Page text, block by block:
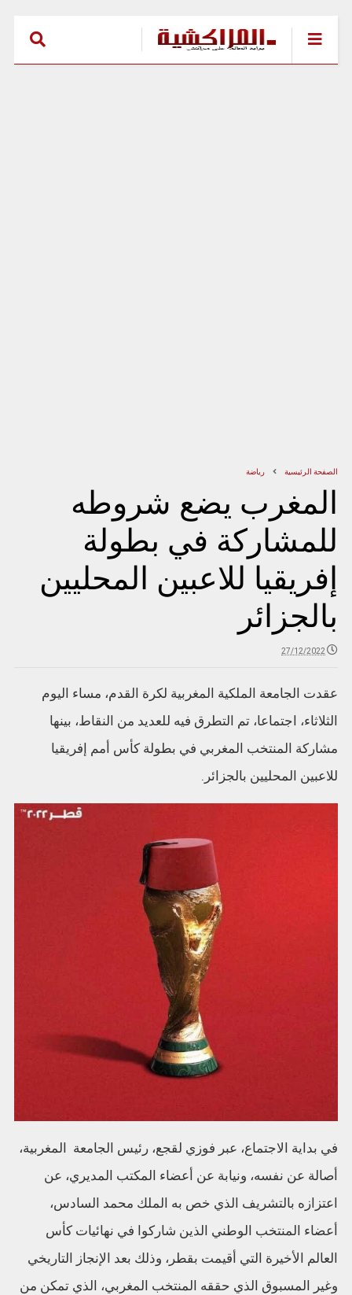
الصفحة الرئيسية رياضة
المغرب يضع شروطه
للمشاركة في بطولة
إفريقيا للاعبين المحليين
بالجزائر
27/12/2022
عقدت الجامعة الملكية المغربية لكرة القدم، مساء اليوم
الثلاثاء، اجتماعا، تم التطرق فيه للعديد من النقاط، بينها
مشاركة المنتخب المغربي في بطولة كأس أمم إفريقيا
للاعبين المحليين بالجزائر.
في بداية الاجتماع، عبر فوزي لقجع، رئيس الجامعة المغربية،
أصالة عن نفسه، ونيابة عن أعضاء المكتب المديري، عن
اعتزازه بالتشريف الذي خص به الملك محمد السادس،
أعضاء المنتخب الوطني الذين شاركوا في نهائيات كأس
العالم الأخيرة التي أقيمت بقطر، وذلك بعد الإنجاز التاريخي
وغير المسبوق الذي حققه المنتخب المغربي، الذي تمكن من